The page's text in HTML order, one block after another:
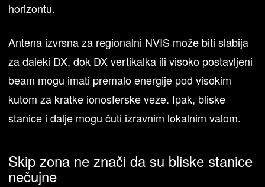
horizontu.
Antena izvrsna za regionalni NVIS može biti slabija
za daleki DX, dok DX vertikalka ili visoko postavljeni
beam mogu imati premalo energije pod visokim
kutom za kratke ionosferske veze. Ipak, bliske
stanice i dalje mogu čuti izravnim lokalnim valom.
Skip zona ne znači da su bliske stanice
nečujne